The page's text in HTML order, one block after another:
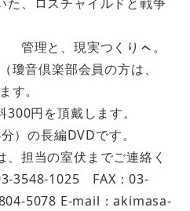
理と、現実つくりㇸ。
瓊音倶楽部会員の方は、
す。
円を頂戴します。
）の長編DVDです。
、担当の室伏までご連絡く
3548-1025 FAX：03-
5078 E-mail：akimasa-